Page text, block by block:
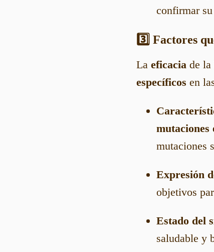
confirmar
3️⃣ Factores
La eficacia de la
específicos en
mutaciones
mutaciones
Expresión
objetivos
Estado del
saludable y